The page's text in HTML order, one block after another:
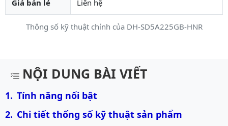
Thông số kỹ thuật chính của DH-SD5A225GB-HNR
Giá bán lẻ Liên hệ
Mô tả chi tiết sản phẩm
NỘI DUNG BÀI VIẾT
Tính năng nổi bật
Chi tiết thống số kỹ thuật sản phẩm